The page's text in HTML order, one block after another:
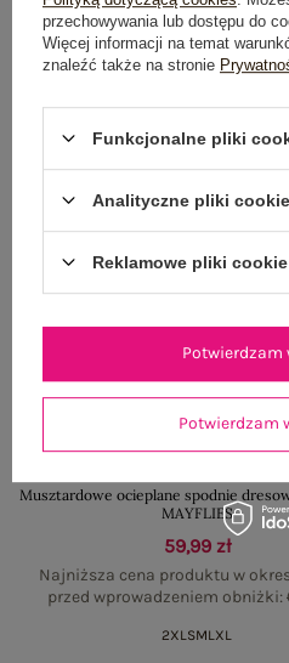
Musztardowe ocieplane spodnie
MAYFLIES
59,99 zł
Najniższa cena produktu w
przed wprowadzeniem obniżki:
2XL SML XL
przechowywania lub dostępu do
Więcej informacji na temat
znaleźć także na stronie
Funkcjonalne pliki
Analityczne pliki cookie
Reklamowe pliki cookie
Potwierdzam
Potwierdzam